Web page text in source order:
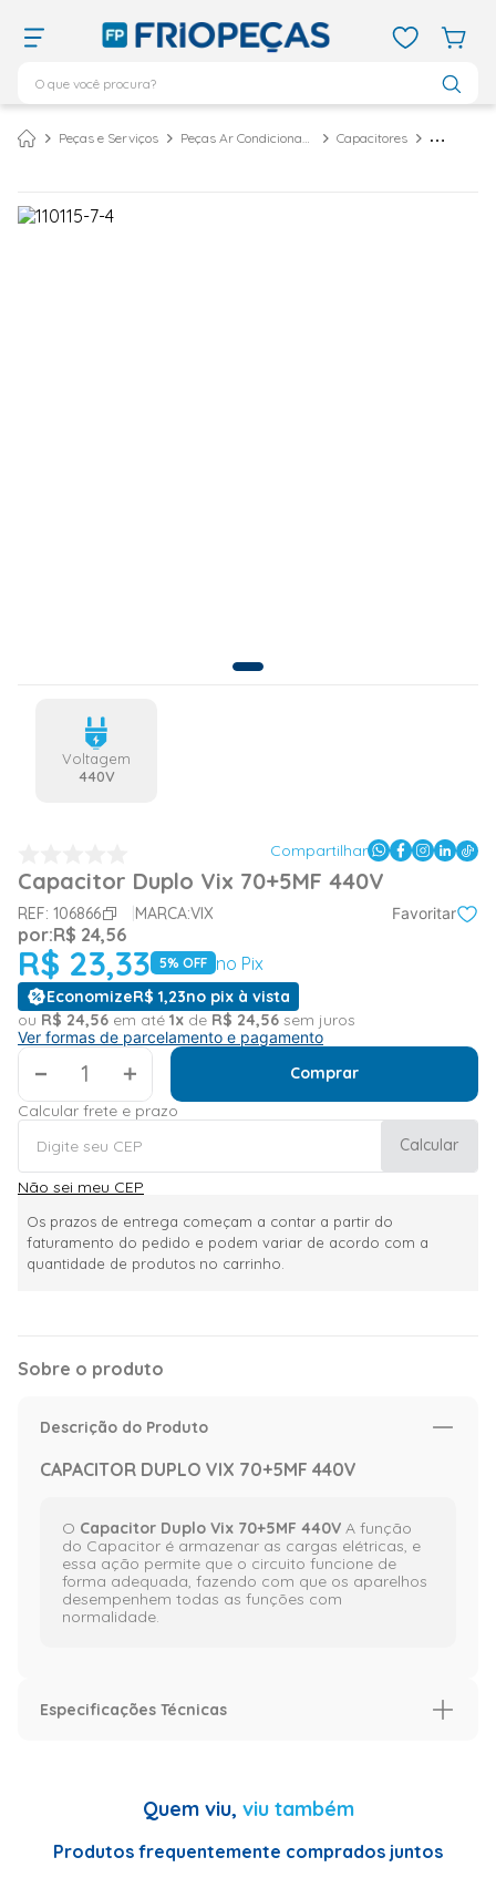
Peças e Serviços Capacitores
Voltagem
440V
Compartilhar
Capacitor Duplo Vix 70+5MF 440V
REF: 106866 MARCA:VIX Favoritar
por:R$ 24,56
R$ 23,33 5% OFF no Pix
EconomizeR$ 1,23no pix à vista
ou R$ 24,56 em até 1x de R$ 24,56 sem juros
Ver formas de parcelamento e pagamento
＋
Comprar
Calcular frete e prazo
Calcular
Não sei meu CEP
Os prazos de entrega começam a contar a partir do
faturamento do pedido e podem variar de acordo com a
quantidade de produtos no carrinho.
Sobre o produto
Descrição do Produto
CAPACITOR DUPLO VIX 70+5MF 440V
O Capacitor Duplo Vix 70+5MF 440V A função
do Capacitor é armazenar as cargas elétricas, e
essa ação permite que o circuito funcione de
forma adequada, fazendo com que os aparelhos
desempenhem todas as funções com
normalidade.
Especificações Técnicas
Informações Técnicas
Marca:ANHUI Tipo
Quem viu, viu também
Produtos frequentemente comprados juntos
1º ar condicionado 12000
3 º ar condicionado